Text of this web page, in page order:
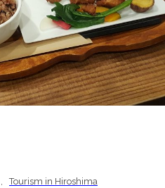
,
Tourism in Hiroshima